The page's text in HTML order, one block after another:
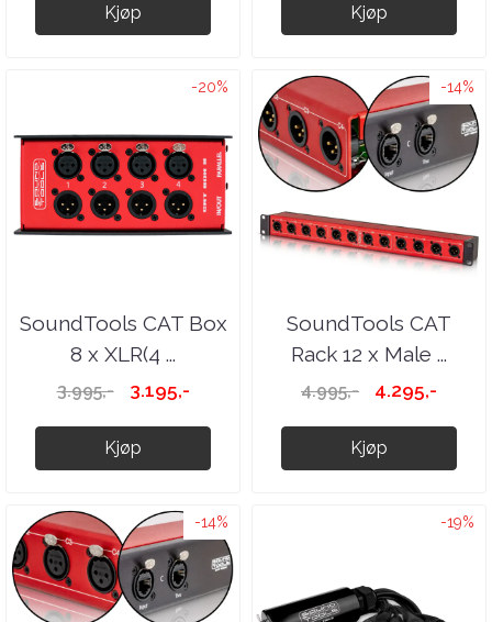
Kjøp Kjøp
-20%
SoundTools CAT Box
8 x XLR(4 ...
3.995,- 3.195,-
Kjøp
-14%
SoundTools CAT
Rack 12 x Male ...
4.995,- 4.295,-
Kjøp
-14% -19%